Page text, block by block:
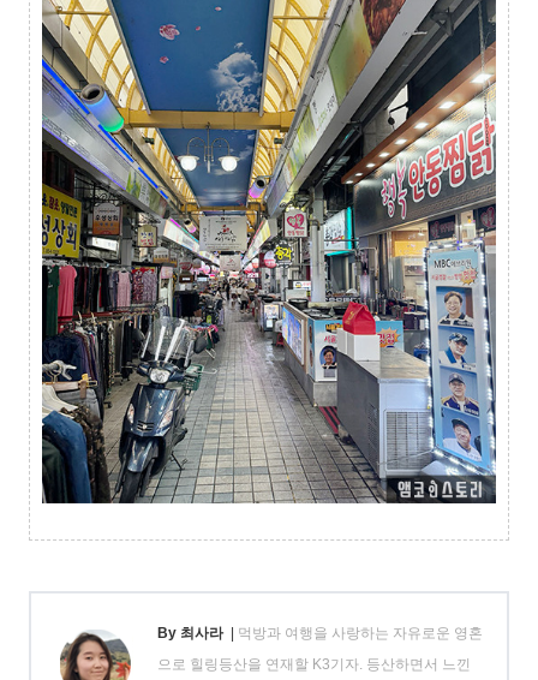
By 최사라 | 먹방과 여행을 사랑하는 자유로운 영혼
으로 힐링등산을 연재할 K3기자. 등산하면서 느낀